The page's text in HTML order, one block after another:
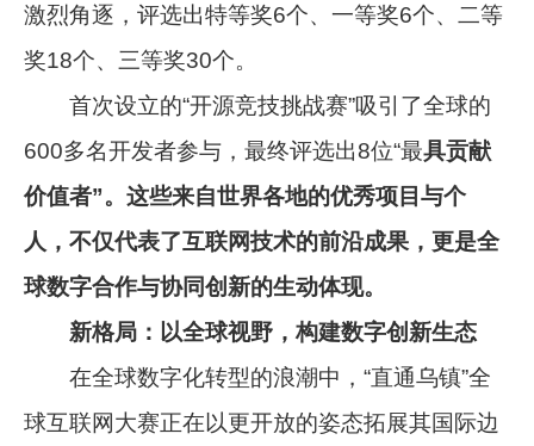
激烈角逐，评选出特等奖6个、一等奖6个、二等
奖18个、三等奖30个。
首次设立的“开源竞技挑战赛”吸引了全球的
600多名开发者参与，最终评选出8位“最具贡献
价值者”。这些来自世界各地的优秀项目与个
人，不仅代表了互联网技术的前沿成果，更是全
球数字合作与协同创新的生动体现。
新格局：以全球视野，构建数字创新生态
在全球数字化转型的浪潮中，“直通乌镇”全
球互联网大赛正在以更开放的姿态拓展其国际边